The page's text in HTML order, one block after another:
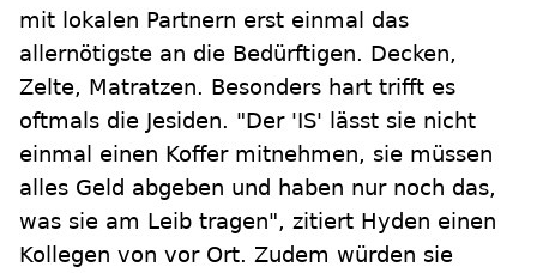
mit lokalen Partnern erst einmal das
allernötigste an die Bedürftigen. Decken,
Zelte, Matratzen. Besonders hart trifft es
oftmals die Jesiden. "Der 'IS' lässt sie nicht
einmal einen Koffer mitnehmen, sie müssen
alles Geld abgeben und haben nur noch das,
was sie am Leib tragen", zitiert Hyden einen
Kollegen von vor Ort. Zudem würden sie